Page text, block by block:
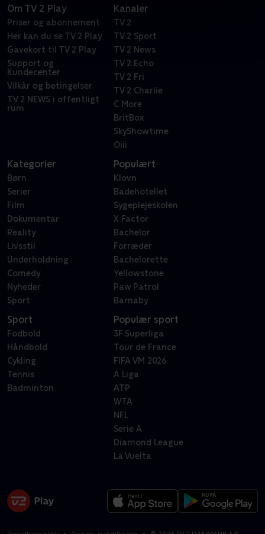
Om TV 2 Play
Priser og abonnement
Her kan du se TV 2 Play
Gavekort til TV 2 Play
Support og
Kundecenter
Vilkår og betingelser
TV 2 NEWS i offentligt
rum
Kanaler
TV 2
TV 2 Sport
TV 2 News
TV 2 Echo
TV 2 Fri
TV 2 Charlie
C More
BritBox
SkyShowtime
Oiii
Kategorier
Børn
Serier
Film
Dokumentar
Reality
Livsstil
Underholdning
Comedy
Nyheder
Sport
Populært
Klovn
Badehotellet
Sygeplejeskolen
X Factor
Bachelor
Forræder
Bachelorette
Yellowstone
Paw Patrol
Barnaby
Sport
Fodbold
Håndbold
Cykling
Tennis
Badminton
Populær sport
3F Superliga
Tour de France
FIFA VM 2026
A Liga
ATP
WTA
NFL
Serie A
Diamond League
La Vuelta